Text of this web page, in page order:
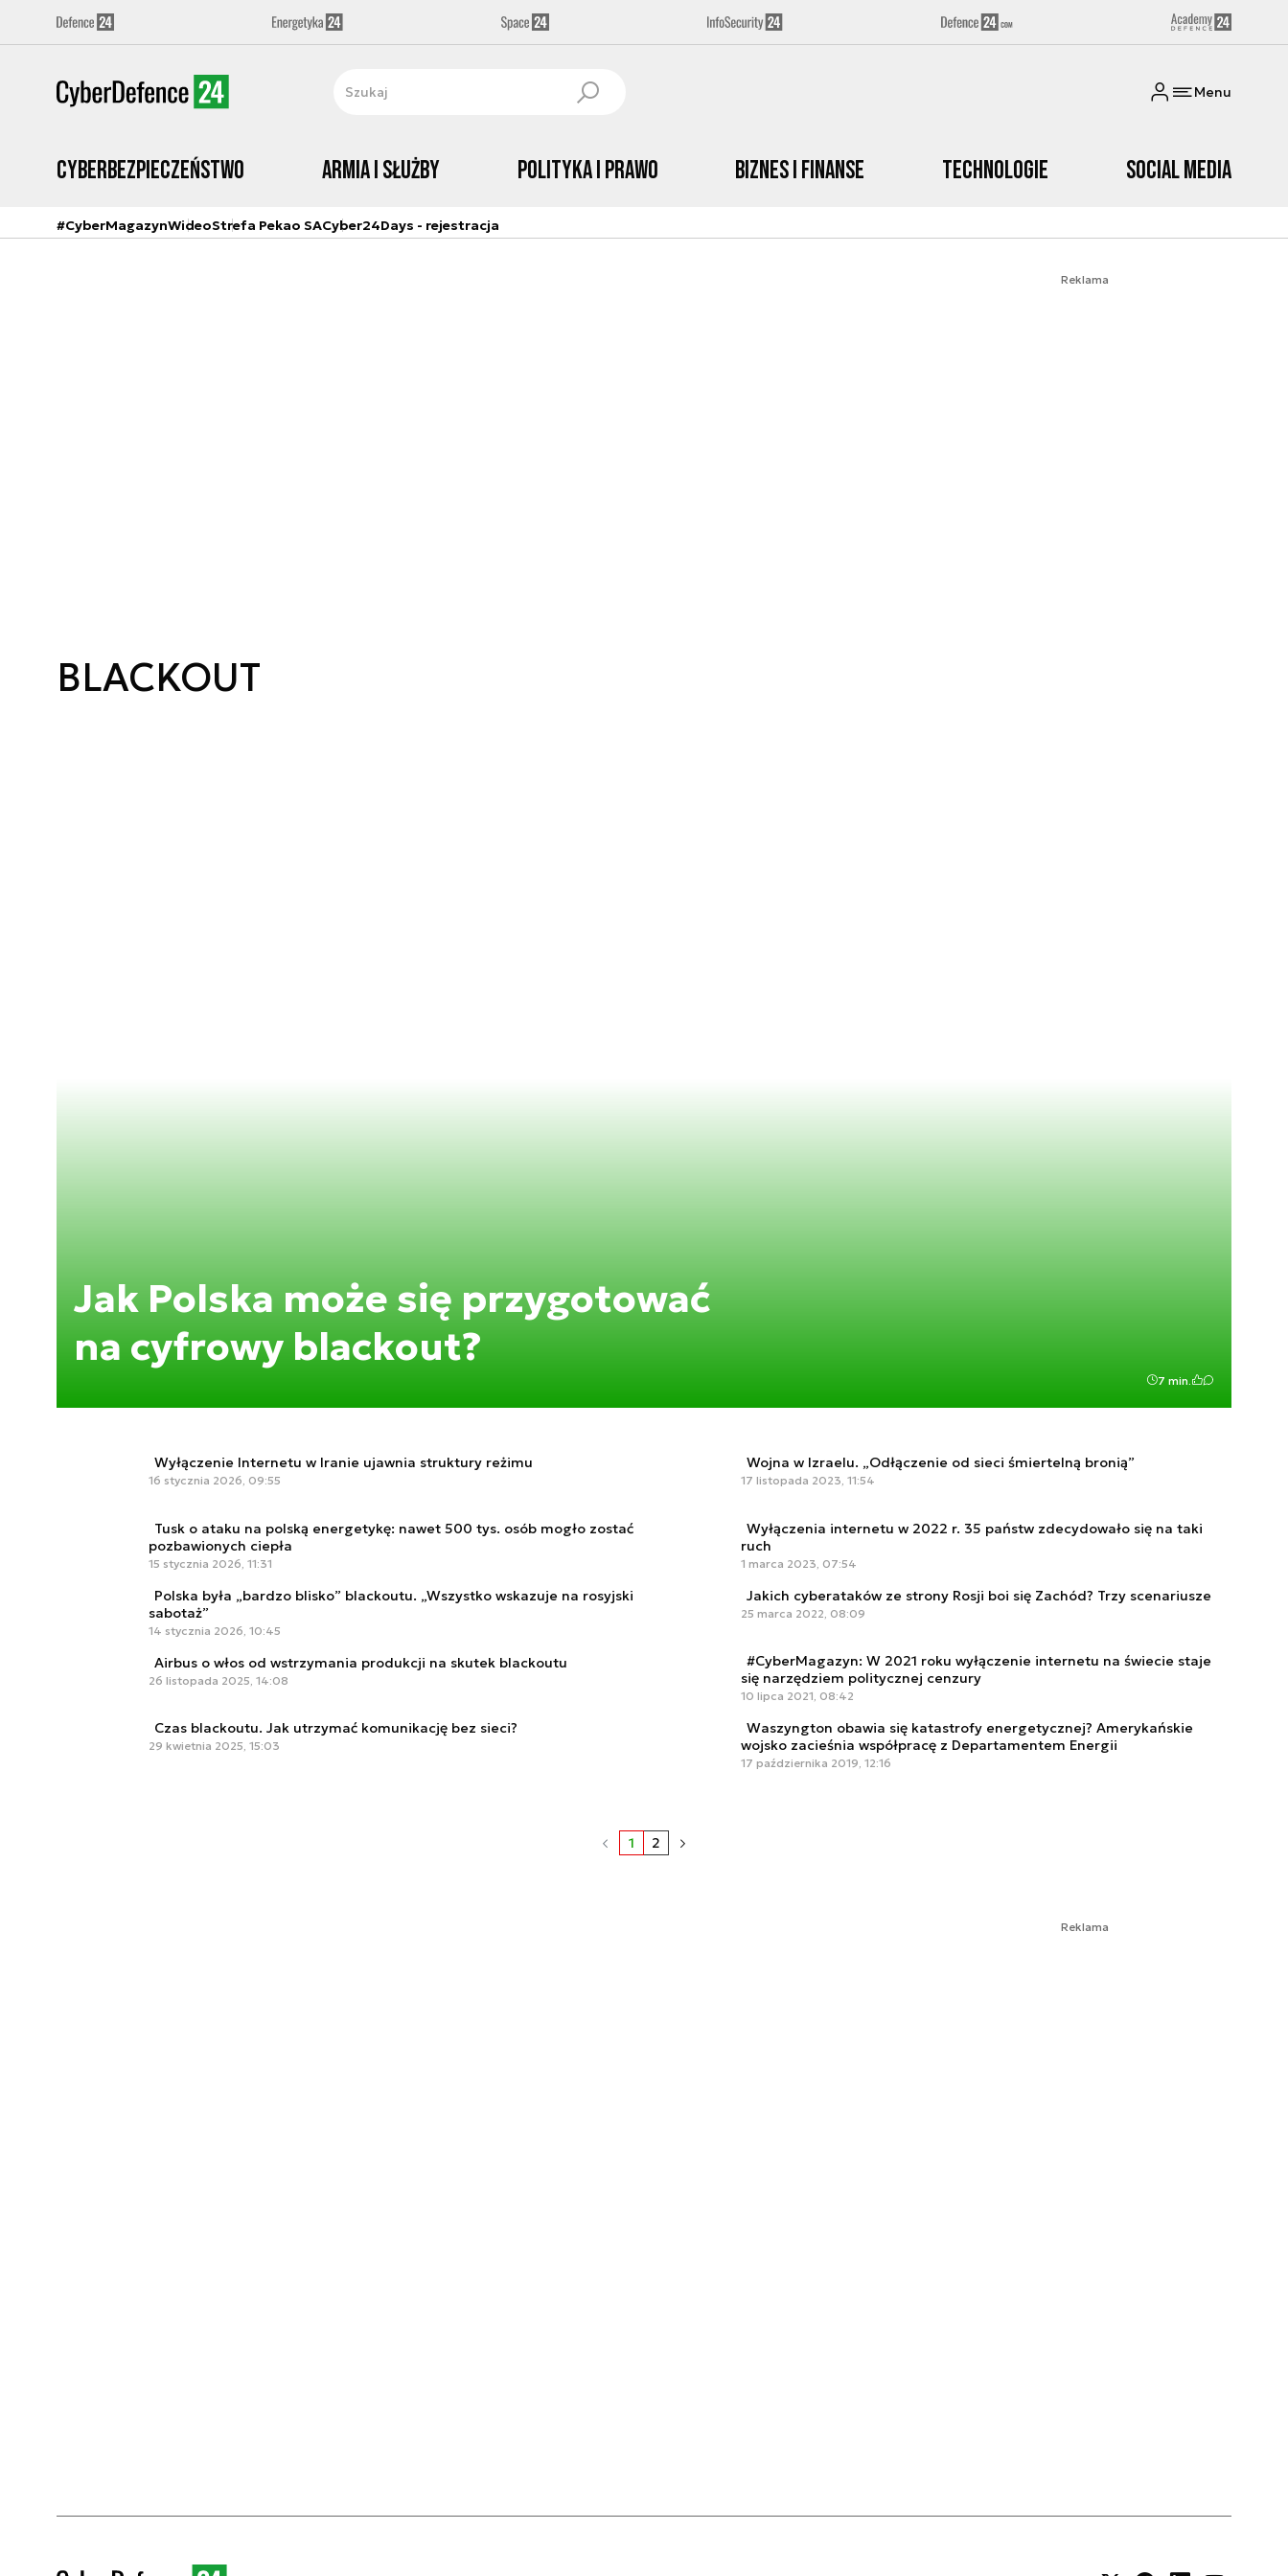
Menu
Cyberbezpieczeństwo Armia i Służby Polityka i prawo Biznes i Finanse Technologie Social media
#CyberMagazynWideoStrefa Pekao SACyber24Days - rejestracja
Reklama
BLACKOUT
Jak Polska może się przygotować
na cyfrowy blackout?
7 min.
Wyłączenie Internetu w Iranie ujawnia struktury reżimu
16 stycznia 2026, 09:55
Tusk o ataku na polską energetykę: nawet 500 tys. osób mogło zostać
pozbawionych ciepła
15 stycznia 2026, 11:31
Polska była „bardzo blisko” blackoutu. „Wszystko wskazuje na rosyjski
sabotaż”
14 stycznia 2026, 10:45
Airbus o włos od wstrzymania produkcji na skutek blackoutu
26 listopada 2025, 14:08
Czas blackoutu. Jak utrzymać komunikację bez sieci?
29 kwietnia 2025, 15:03
Wojna w Izraelu. „Odłączenie od sieci śmiertelną bronią”
17 listopada 2023, 11:54
Wyłączenia internetu w 2022 r. 35 państw zdecydowało się na taki
ruch
1 marca 2023, 07:54
Jakich cyberataków ze strony Rosji boi się Zachód? Trzy scenariusze
25 marca 2022, 08:09
#CyberMagazyn: W 2021 roku wyłączenie internetu na świecie staje
się narzędziem politycznej cenzury
10 lipca 2021, 08:42
Waszyngton obawia się katastrofy energetycznej? Amerykańskie
wojsko zacieśnia współpracę z Departamentem Energii
17 października 2019, 12:16
1 2
Reklama